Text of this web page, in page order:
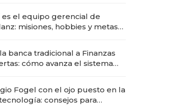
es el equipo gerencial de
misiones, hobbies y metas
banca tradicional a Finanzas
cómo avanza el sistema
Fogel con el ojo puesto en la
consejos para